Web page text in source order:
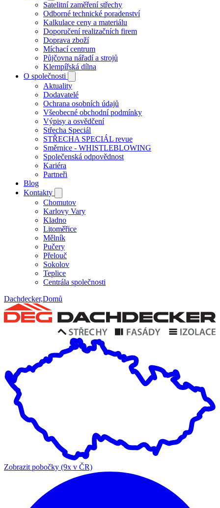
Satelitní zaměření střechy
Odborné technické poradenství
Kalkulace ceny a materiálu
Doporučení realizačních firem
Doprava zboží
Míchací centrum
Půjčovna nářadí a strojů
Klempířská dílna
O společnosti
Aktuality
Dodavatelé
Ochrana osobních údajů
Všeobecné obchodní podmínky
Výpisy a osvědčení
Střecha Speciál
STŘECHA SPECIÁL revue
Směrnice - WHISTLEBLOWING
Společenská odpovědnost
Kariéra
Partneři
Blog
Kontakty
Chomutov
Karlovy Vary
Kladno
Litoměřice
Mělník
Pučery
Přelouč
Sokolov
Teplice
Centrála společnosti
Dachdecker,Domů
Zobrazit pobočky (9x v ČR)